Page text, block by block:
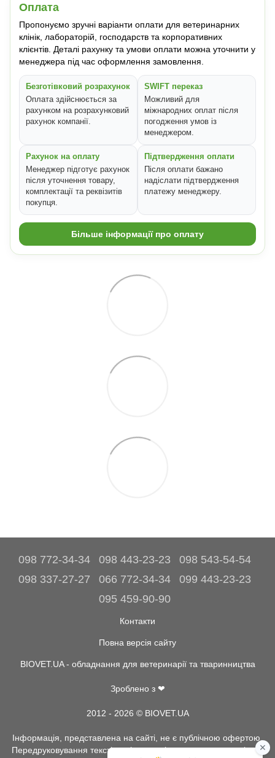
Оплата
Пропонуємо зручні варіанти оплати для ветеринарних
клінік, лабораторій, господарств та корпоративних
клієнтів. Деталі рахунку та умови оплати можна уточнити у
менеджера під час оформлення замовлення.
Безготівковий розрахунок
Оплата здійснюється за
рахунком на розрахунковий
рахунок компанії.
SWIFT переказ
Можливий для
міжнародних оплат після
погодження умов із
менеджером.
Рахунок на оплату
Менеджер підготує рахунок
після уточнення товару,
комплектації та реквізитів
покупця.
Підтвердження оплати
Після оплати бажано
надіслати підтвердження
платежу менеджеру.
Більше інформації про оплату
098 772-34-34 098 443-23-23
098 543-54-54
098 337-27-27
066 772-34-34
099 443-23-23
095 459-90-90
Контакти
Повна версія сайту
BIOVET.UA - обладнання для ветеринарії та тваринництва
Зроблено з ❤
2012 - 2026 © BIOVET.UA
Інформація, представлена на сайті, не є публічною офертою.
Передруковування текстів та інше копіювання, можливо тільки